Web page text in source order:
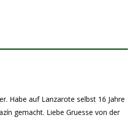
Habe auf Lanzarote selbst 16 Jahre
gemacht. Liebe Gruesse von der